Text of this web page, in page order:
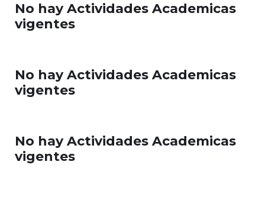
No hay Actividades Academicas
vigentes
No hay Actividades Academicas
vigentes
No hay Actividades Academicas
vigentes